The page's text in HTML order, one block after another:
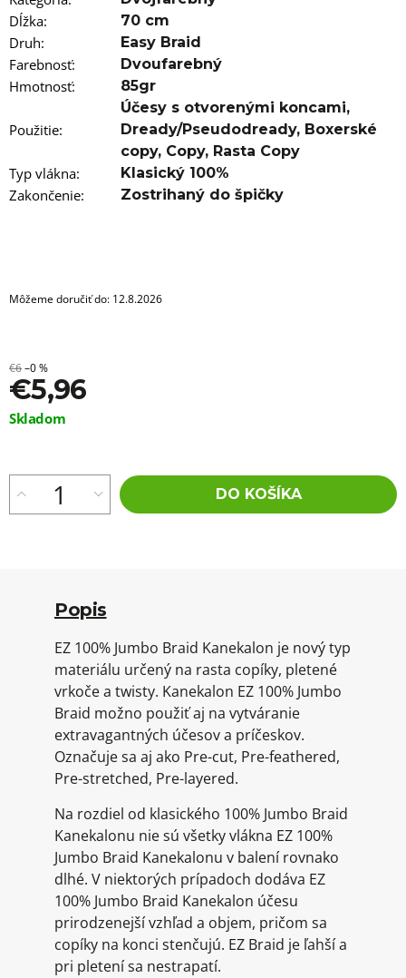
Dĺžka: 70 cm
Druh: Easy Braid
Farebnosť: Dvoufarebný
Hmotnosť: 85gr
Použitie:
Účesy s otvorenými koncami,
Dready/Pseudodready, Boxerské
copy, Copy, Rasta Copy
Typ vlákna: Klasický 100%
Zakončenie: Zostrihaný do špičky
Môžeme doručiť do: 12.8.2026
€6–0 %
€5,96
Jednotková
Skladom
DO KOŠÍKA
Popis
EZ 100% Jumbo Braid Kanekalon je nový typ
materiálu určený na rasta copíky, pletené
vrkoče a twisty. Kanekalon EZ 100% Jumbo
Braid možno použiť aj na vytváranie
extravagantných účesov a príčeskov.
Označuje sa aj ako Pre-cut, Pre-feathered,
Pre-stretched, Pre-layered.
Na rozdiel od klasického 100% Jumbo Braid
Kanekalonu nie sú všetky vlákna EZ 100%
Jumbo Braid Kanekalonu v balení rovnako
dlhé. V niektorých prípadoch dodáva EZ
100% Jumbo Braid Kanekalon účesu
prirodzenejší vzhľad a objem, pričom sa
copíky na konci stenčujú. EZ Braid je ľahší a
pri pletení sa nestrapatí.
m
100%
JUMBO
ZOSTRIHANÝ
1B
Pôvodne:
€6,76